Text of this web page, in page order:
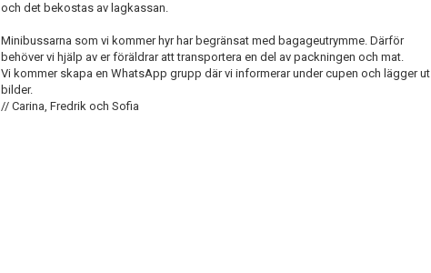
och det bekostas av lagkassan.
Minibussarna som vi kommer hyr har begränsat med bagageutrymme. Därför
behöver vi hjälp av er föräldrar att transportera en del av packningen och mat.
Vi kommer skapa en WhatsApp grupp där vi informerar under cupen och lägger ut
bilder.
// Carina, Fredrik och Sofia